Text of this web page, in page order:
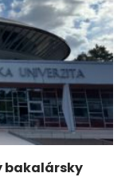
bakalársky